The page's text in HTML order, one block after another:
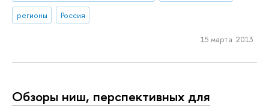
регионы
Россия
15 марта 2013
Обзоры ниш, перспективных для